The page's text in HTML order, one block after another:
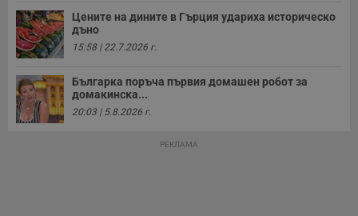
Цените на дините в Гърция удариха историческо
дъно
15:58 | 22.7.2026 г.
Българка поръча първия домашен робот за
домакинска...
20:03 | 5.8.2026 г.
РЕКЛАМА
функционалност на уебсайта, като потребителско
влизане и управление на акаунта. Уебсайтът не може да
се използва правилно без строго необходими
бисквитки.
Име Доставчик/Домейн
Валиден
__RequestVerificationToken